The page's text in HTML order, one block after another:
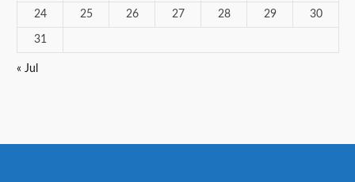
24 25 26 27 28 29 30
31
« Jul